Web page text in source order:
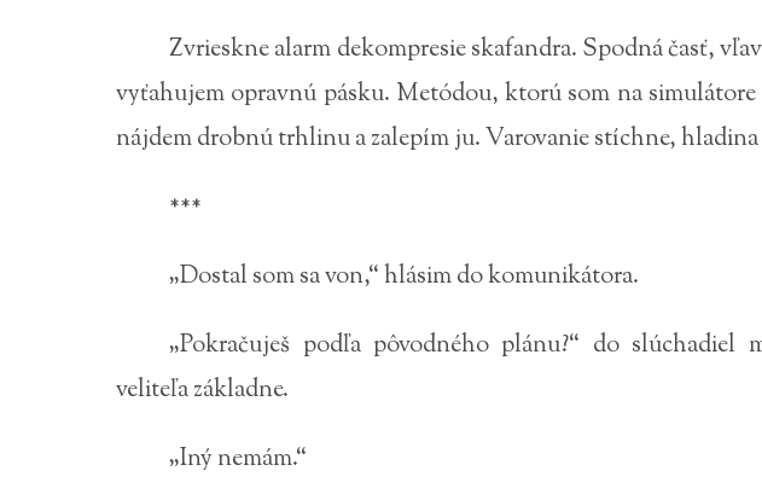
Zvrieskne alarm dekompresie skafandra. Spodná časť,
vyťahujem opravnú pásku. Metódou, ktorú som na simulátore
nájdem drobnú trhlinu a zalepím ju. Varovanie stíchne,
***
„Dostal som sa von,“ hlásim do komunikátora.
„Pokračuješ podľa pôvodného plánu?“ do slúchadiel
veliteľa základne.
„Iný nemám.“